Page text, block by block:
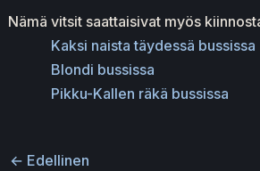
Nämä vitsit saattaisivat myös
Kaksi naista täydessä bussissa
Blondi bussissa
Pikku-Kallen räkä bussissa
← Edellinen